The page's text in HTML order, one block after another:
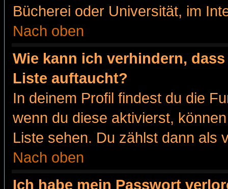
Bücherei oder Universität, im
Nach oben
Wie kann ich verhindern,
Liste auftaucht?
In deinem Profil findest du die
wenn du diese aktivierst,
Liste sehen. Du zählst dann als
Nach oben
Ich habe mein Passwort